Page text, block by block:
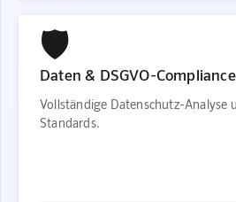
🛡️
Daten & DSGVO-Compliance
Vollständige Datenschutz-Analyse
Standards.